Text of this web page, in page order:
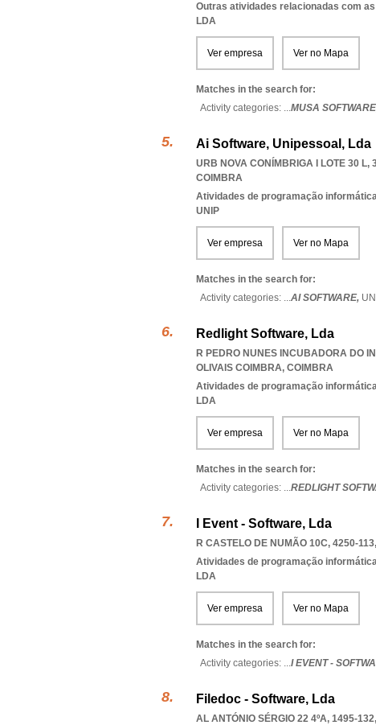
Outras atividades relacionadas com
LDA
Ver empresa Ver no Mapa
Matches in the search for:
Activity categories: ...MUSA
Ai Software, Unipessoal, Lda
URB NOVA CONÍMBRIGA I LOTE 30 L,
COIMBRA
Atividades de programação
UNIP
Ver empresa Ver no Mapa
Matches in the search for:
Activity categories: ...AI SOFTWARE,
Redlight Software, Lda
R PEDRO NUNES INCUBADORA DO
OLIVAIS COIMBRA, COIMBRA
Atividades de programação
LDA
Ver empresa Ver no Mapa
Matches in the search for:
Activity categories: ...REDLIGHT
I Event - Software, Lda
R CASTELO DE NUMÃO 10C, 4250-113,
Atividades de programação
LDA
Ver empresa Ver no Mapa
Matches in the search for:
Activity categories: ...I EVENT -
Filedoc - Software, Lda
AL ANTÓNIO SÉRGIO 22 4ºA, 1495-